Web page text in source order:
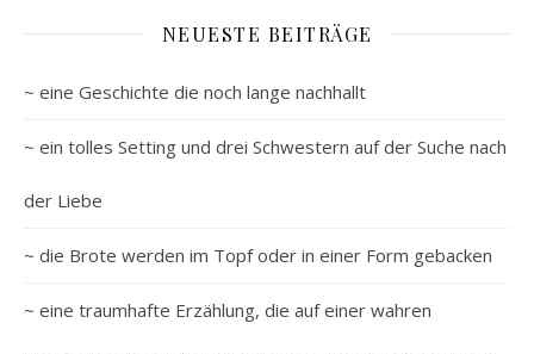
NEUESTE BEITRÄGE
~ eine Geschichte die noch lange nachhallt
~ ein tolles Setting und drei Schwestern auf der Suche nach
der Liebe
~ die Brote werden im Topf oder in einer Form gebacken
~ eine traumhafte Erzählung, die auf einer wahren